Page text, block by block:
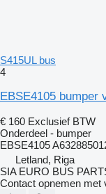
S415UL bus
4
EBSE4105 bumper
€ 160 Exclusief BTW
Onderdeel - bumper
EBSE4105
Letland, Riga
SIA EURO BUS
Contact opnemen met